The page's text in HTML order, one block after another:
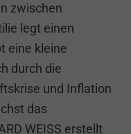
zwischen
legt einen
eine kleine
durch die
und Inflation
das
WEISS erstellt